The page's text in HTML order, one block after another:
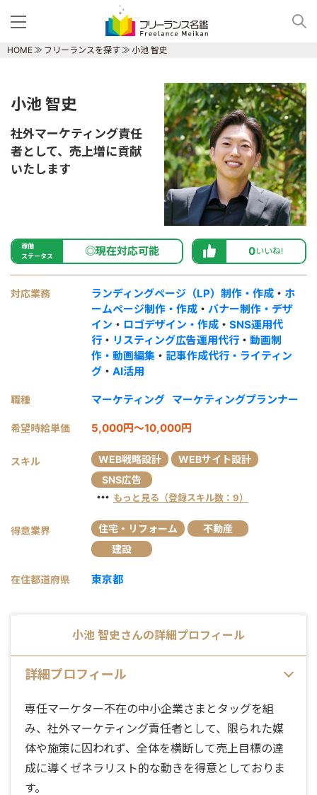
HOME フリーランスを探す 小池 智史
小池 智史
社外マーケティング責任
者として、売上増に貢献
いたします
稼働
ステータス
◎現在対応可能 0いいね!
対応業務 ランディングページ（LP）制作・作成 ・ ホ
ームページ制作・作成 ・ バナー制作・デザ
イン ・ ロゴデザイン・作成 ・ SNS運用代
行 ・ リスティング広告運用代行 ・ 動画制
作・動画編集 ・ 記事作成代行・ライティン
グ ・ AI活用
職種 マーケティング マーケティングプランナー
希望時給単価 5,000円～10,000円
スキル WEB戦略設計
WEBサイト設計
SNS広告
・・・ もっと見る（登録スキル数：9）
得意業界 住宅・リフォーム
不動産
建設
在住都道府県 東京都
小池 智史 さんの詳細プロフィール
詳細プロフィール
専任マーケター不在の中小企業さまとタッグを組
み、社外マーケティング責任者として、限られた媒
体や施策に囚われず、全体を横断して売上目標の達
成に導くゼネラリスト的な動きを得意としておりま
す。